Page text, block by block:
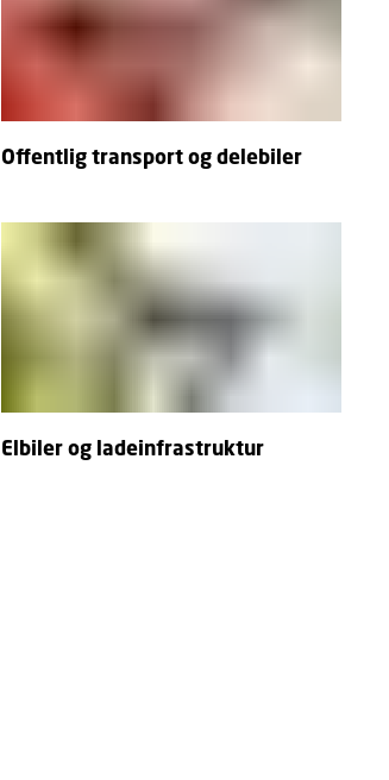
Offentlig transport og delebiler
Elbiler og ladeinfrastruktur